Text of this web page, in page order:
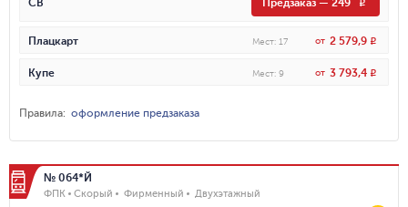
СВ Предзаказ — 249 R
Плацкарт Мест: 17 от 2 579,9 R
Купе Мест: 9 от 3 793,4 R
Правила: оформление предзаказа
№ 064*Й
ФПК Скорый Фирменный
Двухэтажный